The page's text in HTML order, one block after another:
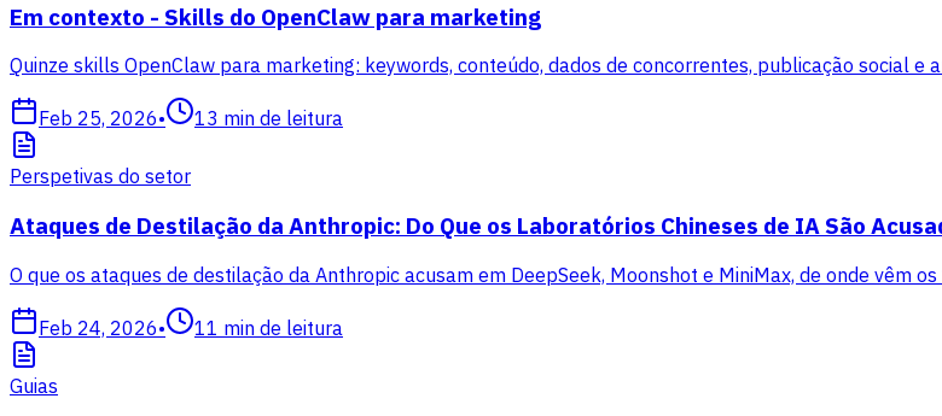
Em contexto - Skills do OpenClaw para marketing
Quinze skills OpenClaw para marketing: keywords, conteúdo, dados de concorrentes, publicação social
Feb 25, 2026• 13 min de leitura
Perspetivas do setor
Ataques de Destilação da Anthropic: Do Que os Laboratórios Chineses de IA São
O que os ataques de destilação da Anthropic acusam em DeepSeek, Moonshot e MiniMax, de onde vêm
Feb 24, 2026• 11 min de leitura
Guias